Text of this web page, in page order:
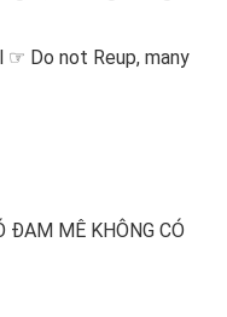
☞ Do not Reup, many
ĐAM MÊ KHÔNG CÓ